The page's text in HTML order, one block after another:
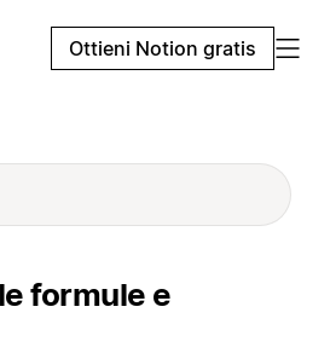
Ottieni Notion gratis
formule e